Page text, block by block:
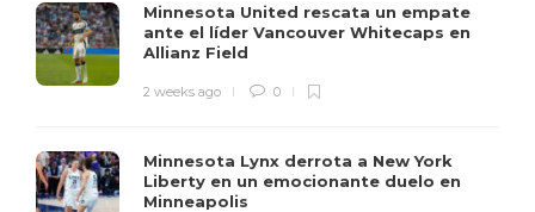
Minnesota United rescata un empate
ante el líder Vancouver Whitecaps en
Allianz Field
2 weeks ago 0
Minnesota Lynx derrota a New York
Liberty en un emocionante duelo en
Minneapolis